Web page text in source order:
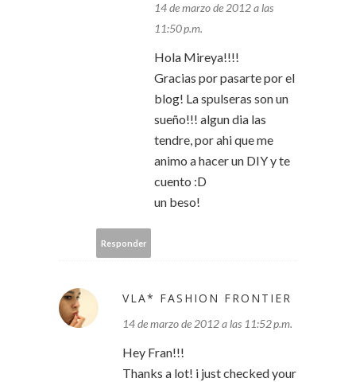
14 de marzo de 2012 a las
11:50 p.m.
Hola Mireya!!!!
Gracias por pasarte por el
blog! La spulseras son un
sueño!!! algun dia las
tendre, por ahi que me
animo a hacer un DIY y te
cuento :D
un beso!
Responder
VLA* FASHION FRONTIER
14 de marzo de 2012 a las 11:52 p.m.
Hey Fran!!!
Thanks a lot! i just checked your